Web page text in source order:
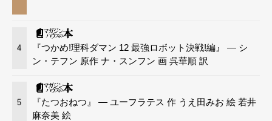
4
『つかめ!理科ダマン 12 最強ロボット決戦!編』 — シ
ン・テフン 原作 ナ・スンフン 画 呉華順 訳
5
『たつおねつ』 — ユーフラテス 作 うえ田みお 絵 若井
麻奈美 絵